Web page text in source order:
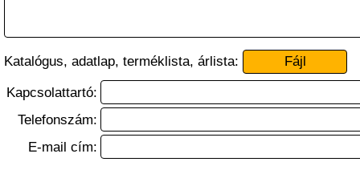
Katalógus, adatlap, terméklista, árlista: Fájl
Kapcsolattartó:
Telefonszám:
E-mail cím: